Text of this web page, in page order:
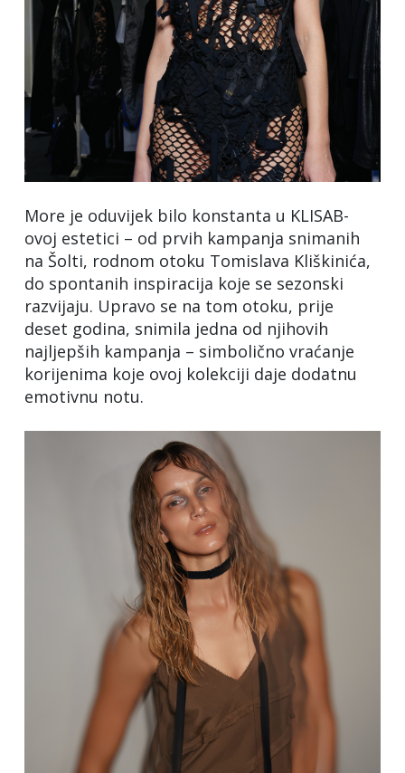
More je oduvijek bilo konstanta u KLISAB-
ovoj estetici – od prvih kampanja snimanih
na Šolti, rodnom otoku Tomislava Kliškinića,
do spontanih inspiracija koje se sezonski
razvijaju. Upravo se na tom otoku, prije
deset godina, snimila jedna od njihovih
najljepših kampanja – simbolično vraćanje
korijenima koje ovoj kolekciji daje dodatnu
emotivnu notu.